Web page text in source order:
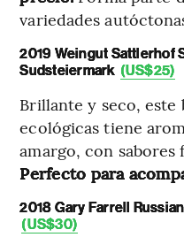
variedades
2019 Weingut Sattlerhof
Sudsteiermark (US$25)
Brillante y seco, este
ecológicas tiene
amargo, con
Perfecto para
2018 Gary Farrell
(US$30)